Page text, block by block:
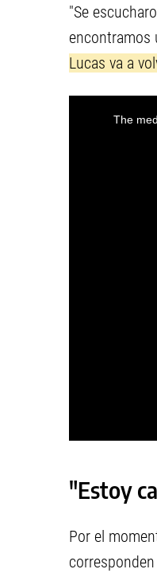
"Se
encontramos
Lucas va a
"Estoy
Por el